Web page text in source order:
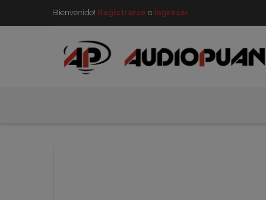
Bienvenido! Registrarse o Ingresar